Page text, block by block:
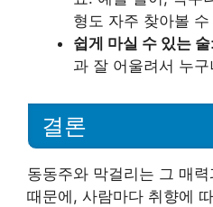
형도 자주 찾아볼 수
쉽게 마실 수 있는 술
과 잘 어울려서 누
결론
동동주와 막걸리는 그 매
때문에, 사람마다 취향에